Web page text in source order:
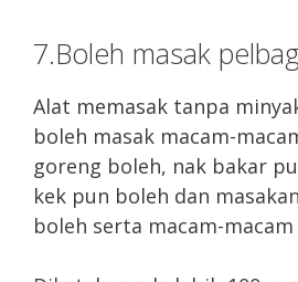
7.Boleh masak
Alat memasak tanpa
boleh masak macam-
goreng boleh, nak bakar
kek pun boleh dan
boleh serta macam-macam